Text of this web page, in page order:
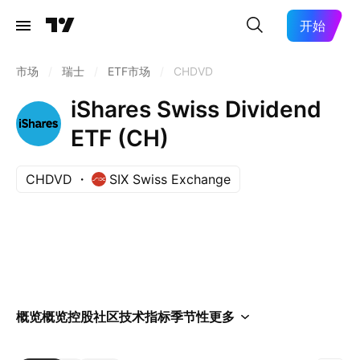
开始
市场 瑞士 ETF市场 CHDVD
iShares Swiss Dividend
ETF (CH)
CHDVD SIX Swiss Exchange
概览概览控股社区技术指标季节性更多